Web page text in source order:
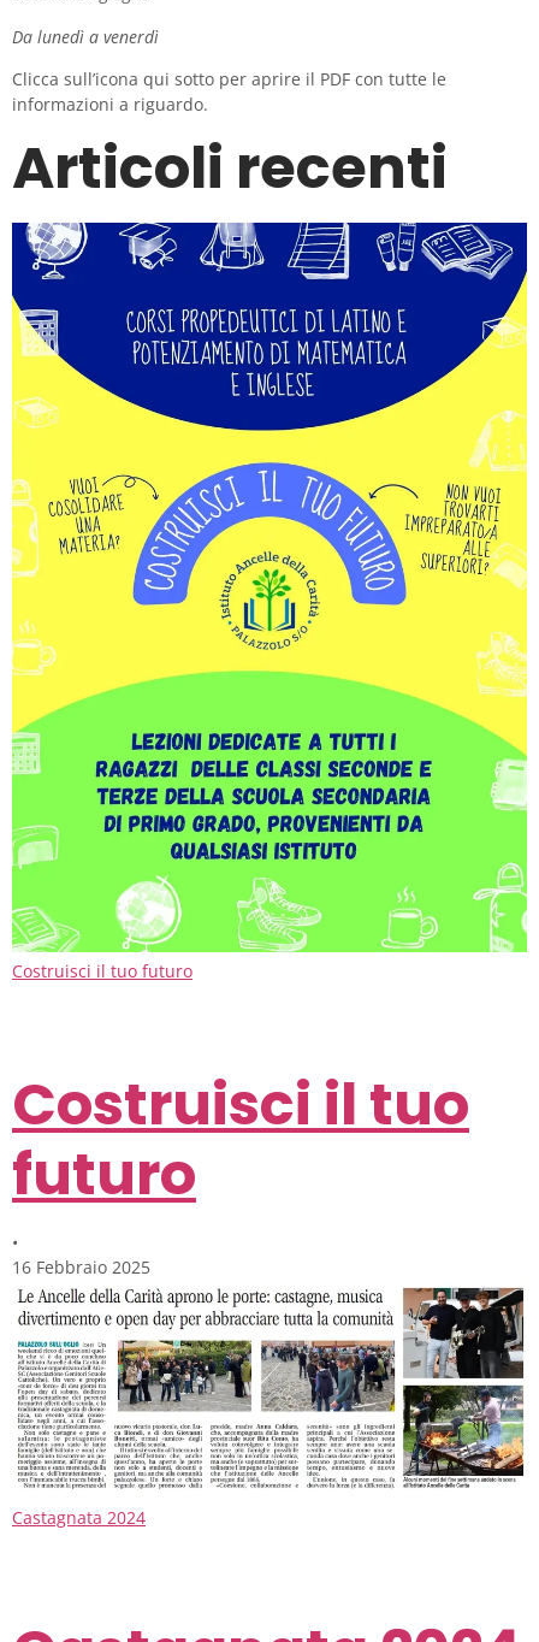
Da lunedì a venerdì
Clicca sull’icona qui sotto per aprire il PDF con tutte le
informazioni a riguardo.
Articoli recenti
Costruisci il tuo futuro
Costruisci il tuo
futuro
•
16 Febbraio 2025
Castagnata 2024